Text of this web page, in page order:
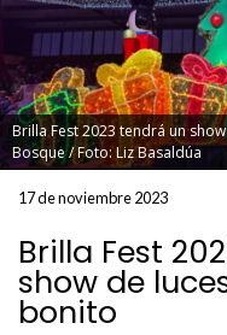
Brilla Fest 2023 tendrá un
Bosque / Foto: Liz Basaldúa
17 de noviembre 2023
Brilla Fest
show de
bonito